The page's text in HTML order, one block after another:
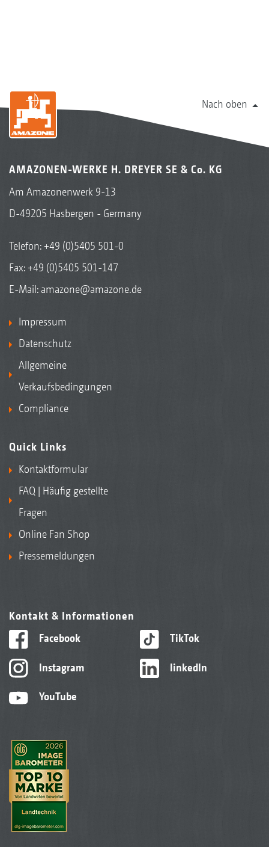
Nach oben
AMAZONEN-WERKE H. DREYER SE & Co. KG
Am Amazonenwerk 9-13
D-49205 Hasbergen - Germany
Telefon:+49 (0)5405 501-0
Fax: +49 (0)5405 501-147
E-Mail: amazone@amazone.de
Impressum
Datenschutz
Allgemeine
Verkaufsbedingungen
Compliance
Quick Links
Kontaktformular
FAQ | Häufig gestellte
Fragen
Online Fan Shop
Pressemeldungen
Kontakt & Informationen
Facebook
Instagram
YouTube
TikTok
linkedIn